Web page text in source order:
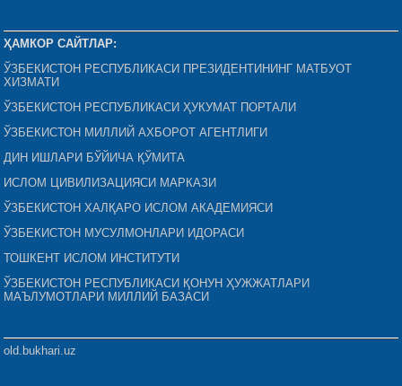
ҲАМКОР САЙТЛАР:
ЎЗБЕКИСТОН РЕСПУБЛИКАСИ ПРЕЗИДЕНТИНИНГ МАТБУОТ
ХИЗМАТИ
ЎЗБЕКИСТОН РЕСПУБЛИКАСИ ҲУКУМАТ ПОРТАЛИ
ЎЗБЕКИСТОН МИЛЛИЙ АХБОРОТ АГЕНТЛИГИ
ДИН ИШЛАРИ БЎЙИЧА ҚЎМИТА
ИСЛОМ ЦИВИЛИЗАЦИЯСИ МАРКАЗИ
ЎЗБЕКИСТОН ХАЛҚАРО ИСЛОМ АКАДЕМИЯСИ
ЎЗБЕКИСТОН МУСУЛМОНЛАРИ ИДОРАСИ
ТОШКЕНТ ИСЛОМ ИНСТИТУТИ
ЎЗБЕКИСТОН РЕСПУБЛИКАСИ ҚОНУН ҲУЖЖАТЛАРИ
МАЪЛУМОТЛАРИ МИЛЛИЙ БАЗАСИ
old.bukhari.uz